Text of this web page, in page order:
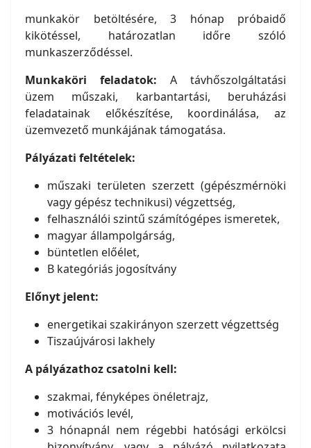
munkakör betöltésére, 3 hónap próbaidő
kikötéssel, határozatlan időre szóló
munkaszerződéssel.
Munkaköri feladatok: A távhőszolgáltatási
üzem műszaki, karbantartási, beruházási
feladatainak előkészítése, koordinálása, az
üzemvezető munkájának támogatása.
Pályázati feltételek:
műszaki területen szerzett (gépészmérnöki
vagy gépész technikusi) végzettség,
felhasználói szintű számítógépes ismeretek,
magyar állampolgárság,
büntetlen előélet,
B kategóriás jogosítvány
Előnyt jelent:
energetikai szakirányon szerzett végzettség
Tiszaújvárosi lakhely
A pályázathoz csatolni kell:
szakmai, fényképes önéletrajz,
motivációs levél,
3 hónapnál nem régebbi hatósági erkölcsi